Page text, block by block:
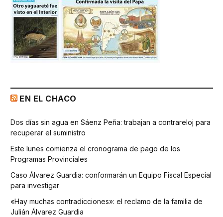
EN EL CHACO
Dos días sin agua en Sáenz Peña: trabajan a contrareloj para
recuperar el suministro
Este lunes comienza el cronograma de pago de los
Programas Provinciales
Caso Álvarez Guardia: conformarán un Equipo Fiscal Especial
para investigar
«Hay muchas contradicciones»: el reclamo de la familia de
Julián Álvarez Guardia